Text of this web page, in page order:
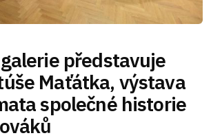
představuje
Maťátka, výstava
společné historie